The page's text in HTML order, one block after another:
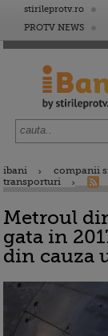
stirileprotv.ro
PROTV NEWS
ibani
companii
transporturi
Metroul
gata in
din cauza